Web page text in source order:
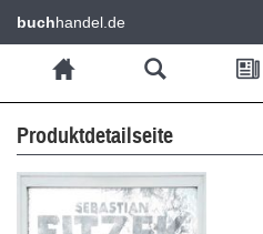
buchhandel.de
Produktdetailseite